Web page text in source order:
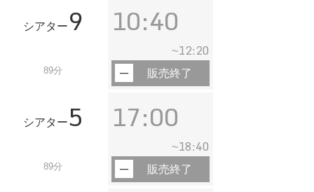
シアター 9
89分
10:40
~12:20
販売終了
シアター5
89分
17:00
~18:40
販売終了